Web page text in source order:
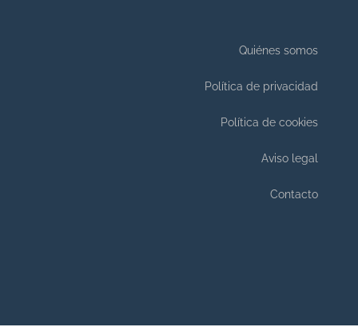
Quiénes somos
Política de privacidad
Política de cookies
Aviso legal
Contacto